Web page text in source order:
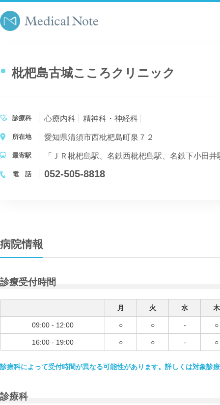
枇杷島古城こころクリニック
診療科 心療内科 精神科・神経科
所在地 愛知県清須市西枇杷島町泉７２
最寄駅 「ＪＲ枇杷島駅、名鉄西枇杷島駅、名鉄下小田
電 話 052-505-8818
病院情報
診療受付時間
月 火 水 木
09:00 - 12:00 ○ ○ - ○
16:00 - 19:00 ○ ○ - ○
診療科によって受付時間が異なる可能性があります。詳しくは対象診
診療科